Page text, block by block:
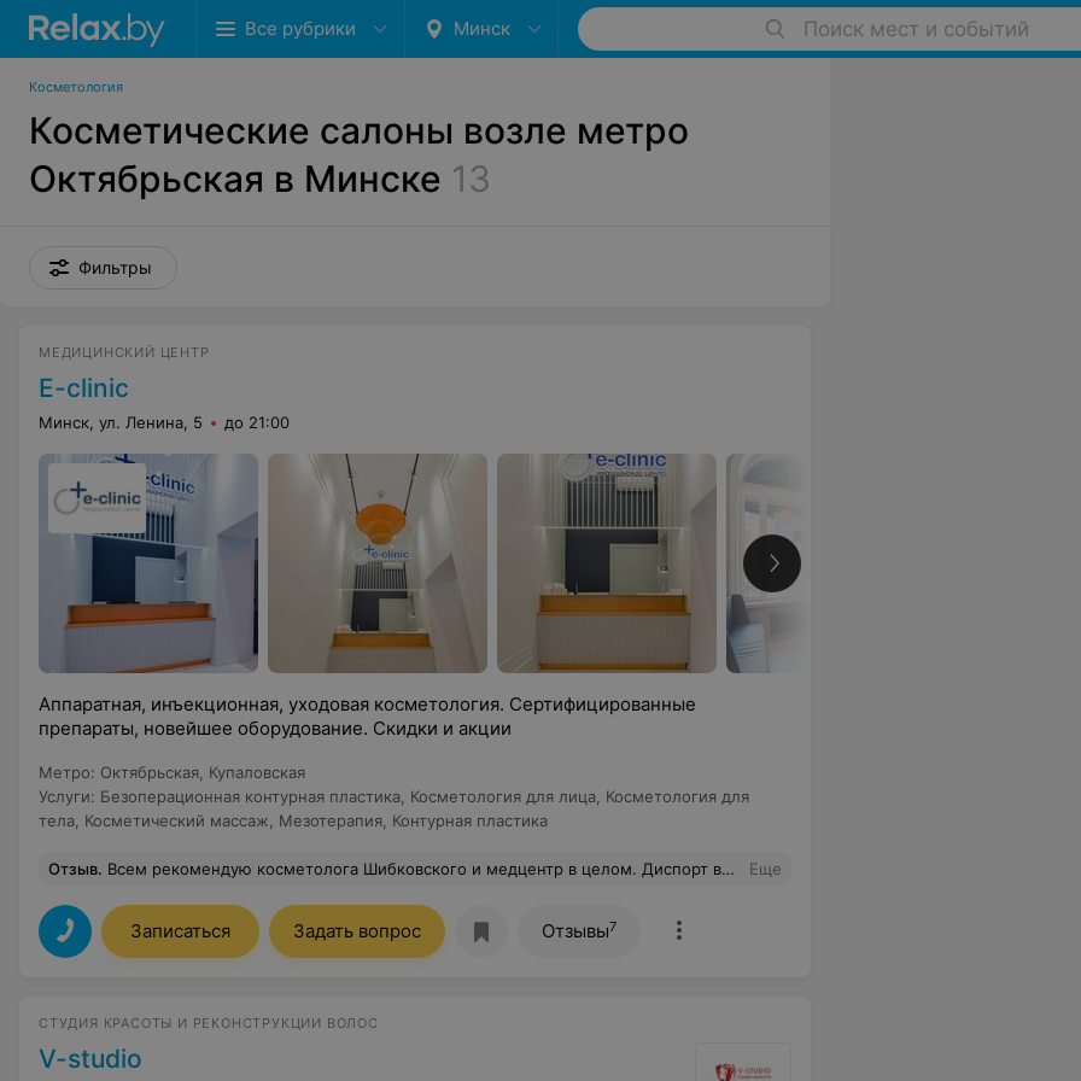
Все рубрики Минск Поиск мест и событий
Косметология
Косметические салоны возле метро
Октябрьская в Минске 13
Фильтры
МЕДИЦИНСКИЙ ЦЕНТР
E-clinic
Минск, ул. Ленина, 5 до 21:00
Аппаратная, инъекционная, уходовая косметология. Сертифицированные
препараты, новейшее оборудование. Скидки и акции
Метро: Октябрьская Купаловская
Услуги: Безоперационная контурная пластика Косметология для лица Косметология для
тела Косметический массаж Мезотерапия Контурная пластика
Отзыв. Всем рекомендую косметолога Шибковского и медцентр в целом. Диспорт взялся отлично, при этом врач не колол лишнего, поэтому осталась довольна не только результатом, но и ценой. Доктор подошел к вопросу как настоящий профессионал -делаю процедуру не первый раз, есть с чем сравнить. Уже записалась к нему на губы и плазмолифтинг Еще
Записаться Задать вопрос Отзывы7
СТУДИЯ КРАСОТЫ И РЕКОНСТРУКЦИИ ВОЛОС
V-studio